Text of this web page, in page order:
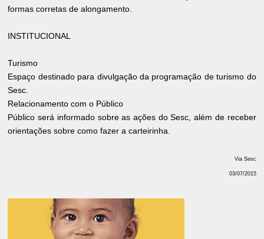
formas corretas de alongamento.
INSTITUCIONAL
Turismo
Espaço destinado para divulgação da programação de turismo do
Sesc.
Relacionamento com o Público
Público será informado sobre as ações do Sesc, além de receber
orientações sobre como fazer a carteirinha.
Via Sesc
03/07/2015